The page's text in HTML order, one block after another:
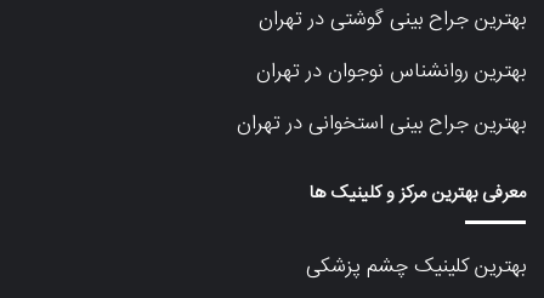
بهترین جراح بینی گوشتی در تهران
بهترین روانشناس نوجوان در تهران
بهترین جراح بینی استخوانی در تهران
معرفی بهترین مرکز و کلینیک ها
بهترین کلینیک چشم پزشکی